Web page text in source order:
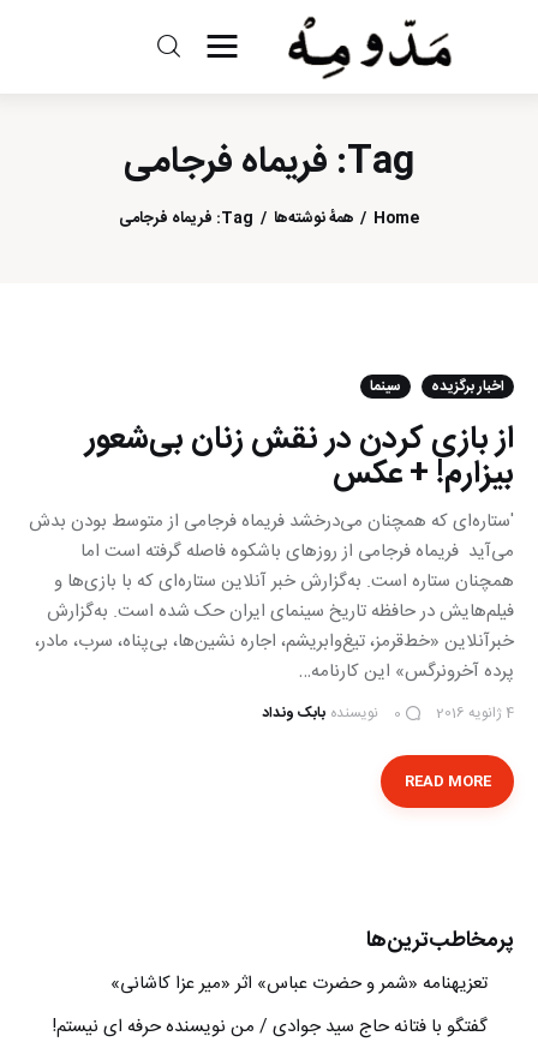
Tag: فریماه فرجامی
Home همهٔ نوشته‌ها Tag: فریماه فرجامی
مد و مه
ادبیات
سینما
درباره مااخبار برگزیده سینما
از بازی کردن در نقش زنان بی‌شعور
بیزارم! + عکس
'ستاره‌ای که همچنان می‌درخشد فریماه فرجامی از متوسط‌ بودن بدش
می‌آید فریماه فرجامی از روزهای باشکوه فاصله گرفته است اما
همچنان ستاره است. به‌گزارش خبر آنلاین ستاره‌ای که با بازی‌ها و
فیلم‌هایش در حافظه تاریخ سینمای ایران حک شده است. به‌گزارش
خبرآنلاین «خط‌قرمز‌‌‌، ‌‌‌تیغ‌‌‌و‌‌‌ابریشم‌‌‌، ‌‌‌اجاره نشین‌ها‌‌‌، ‌‌‌بی‌پناه‌‌‌، ‌‌‌سرب‌‌‌، ‌‌‌مادر‌‌‌،
‌‌‌پرده آخر‌‌‌و‌‌‌نرگس» این کارنامه…
4 ژانویه 2016 0 نویسنده بابک ونداد
READ MORE
پرمخاطب‌ترین‌ها
تعزیه‎نامه‏ «شمر و حضرت عباس» اثر «میر عزا کاشانی»
گفتگو با فتانه حاج سید جوادی / من نویسنده حرفه ای نیستم!